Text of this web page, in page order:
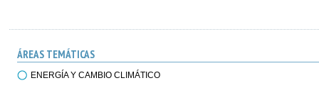
ÁREAS TEMÁTICAS
ENERGÍA Y CAMBIO CLIMÁTICO